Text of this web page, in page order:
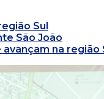
Sul
São João
na região